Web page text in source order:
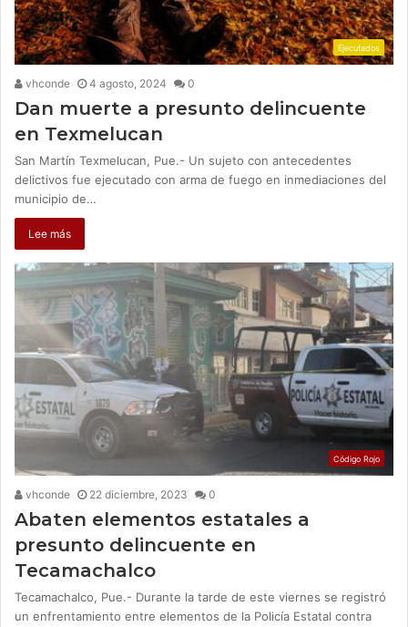
Ejecutados
vhconde 4 agosto, 2024 0
Dan muerte a presunto delincuente
en Texmelucan
San Martín Texmelucan, Pue.- Un sujeto con antecedentes
delictivos fue ejecutado con arma de fuego en inmediaciones del
municipio de…
Lee más
Código Rojo
vhconde 22 diciembre, 2023 0
Abaten elementos estatales a
presunto delincuente en
Tecamachalco
Tecamachalco, Pue.- Durante la tarde de este viernes se registró
un enfrentamiento entre elementos de la Policía Estatal contra